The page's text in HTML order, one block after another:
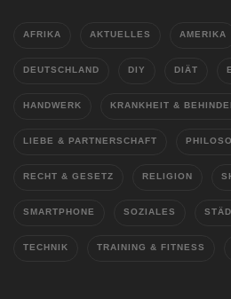
AFRIKA AKTUELLES AMERIKA
DEUTSCHLAND DIY DIÄT
HANDWERK KRANKHEIT &
LIEBE & PARTNERSCHAFT
RECHT & GESETZ RELIGION
SMARTPHONE SOZIALES
TECHNIK TRAINING & FITNESS